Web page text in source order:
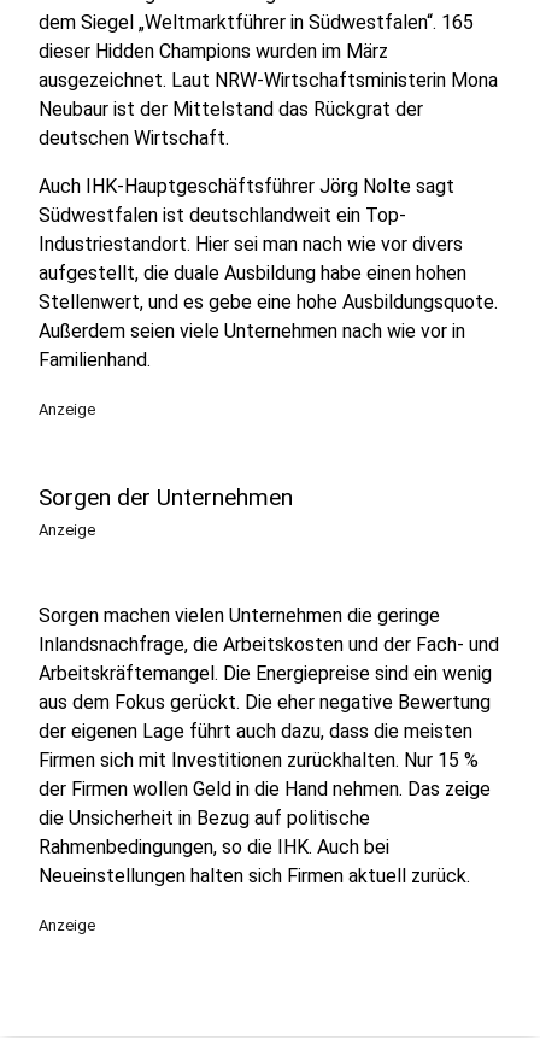
dem Siegel „Weltmarktführer in Südwestfalen“. 165
dieser Hidden Champions wurden im März
ausgezeichnet. Laut NRW-Wirtschaftsministerin Mona
Neubaur ist der Mittelstand das Rückgrat der
deutschen Wirtschaft.
Auch IHK-Hauptgeschäftsführer Jörg Nolte sagt
Südwestfalen ist deutschlandweit ein Top-
Industriestandort. Hier sei man nach wie vor divers
aufgestellt, die duale Ausbildung habe einen hohen
Stellenwert, und es gebe eine hohe Ausbildungsquote.
Außerdem seien viele Unternehmen nach wie vor in
Familienhand.
Anzeige
Sorgen der Unternehmen
Anzeige
Sorgen machen vielen Unternehmen die geringe
Inlandsnachfrage, die Arbeitskosten und der Fach- und
Arbeitskräftemangel. Die Energiepreise sind ein wenig
aus dem Fokus gerückt. Die eher negative Bewertung
der eigenen Lage führt auch dazu, dass die meisten
Firmen sich mit Investitionen zurückhalten. Nur 15 %
der Firmen wollen Geld in die Hand nehmen. Das zeige
die Unsicherheit in Bezug auf politische
Rahmenbedingungen, so die IHK. Auch bei
Neueinstellungen halten sich Firmen aktuell zurück.
Anzeige